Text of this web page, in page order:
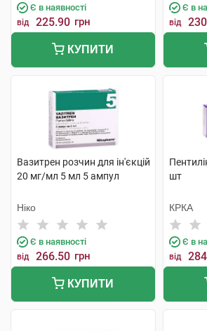
Є в наявності
від 225.90 грн
КУПИТИ
Є в
від
Вазитрен розчин для ін'єкцій
20 мг/мл 5 мл 5 ампул
Ніко
Є в наявності
від 266.50 грн
КУПИТИ
шт
КРКА
Є в
від